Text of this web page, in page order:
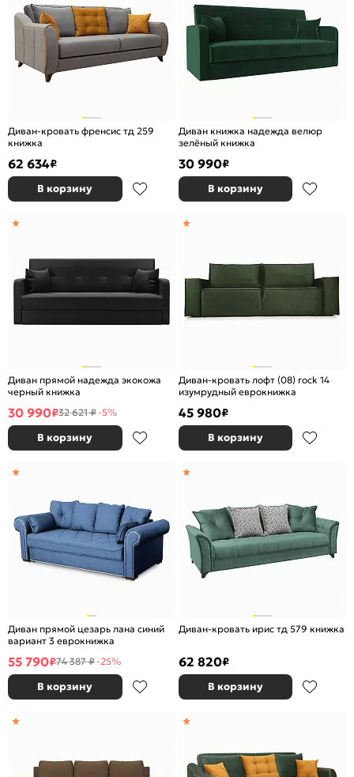
Диван-кровать френсис тд 259
книжка
62 634₽
В корзину
Диван книжка надежда велюр
зелёный книжка
30 990₽
В корзину
Диван прямой надежда экокожа
черный книжка
30 990₽32 621 ₽-5%
В корзину
Диван-кровать лофт (08) rock 14
изумрудный еврокнижка
45 980₽
В корзину
Диван прямой цезарь лана синий
вариант 3 еврокнижка
55 790₽74 387 ₽-25%
В корзину
Диван-кровать ирис тд 579 книжка
62 820₽
В корзину